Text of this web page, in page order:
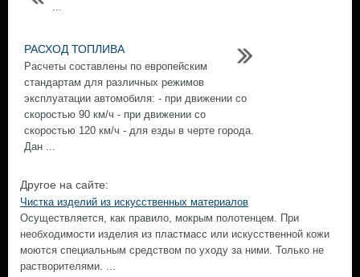
...
РАСХОД ТОПЛИВА
Расчеты составлены по европейским
стандартам для различных режимов
эксплуатации автомобиля: - при движении со
скоростью 90 км/ч - при движении со
скоростью 120 км/ч - для езды в черте города.
Дан ...
Другое на сайте:
Чистка изделий из искусственных материалов
Осуществляется, как правило, мокрым полотенцем. При
необходимости изделия из пластмасс или искусственной кожи
моются специальным средством по уходу за ними. Только не
растворителями. ...